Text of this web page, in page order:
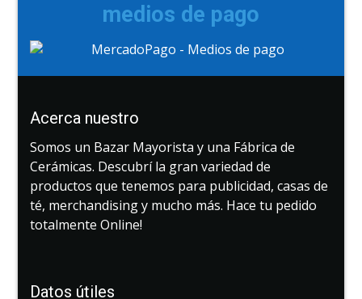
medios de pago
Acerca nuestro
Somos un Bazar Mayorista y una Fábrica de
Cerámicas. Descubrí la gran variedad de
productos que tenemos para publicidad, casas de
té, merchandising y mucho más. Hace tu pedido
totalmente Online!
Datos útiles